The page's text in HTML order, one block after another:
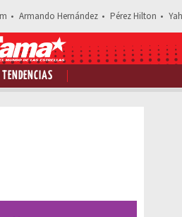
Armando Hernández Pérez Hilton
TENDENCIAS
Comparte esta noticia